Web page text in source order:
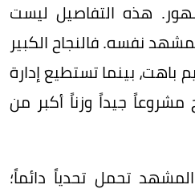
هذه التفاصيل ليست
نفسه. فالنجاح الكبير
باهت، بينما تستطيع إدارة
جيداً وزناً أكبر من
تحمل تحدياً دائماً؛